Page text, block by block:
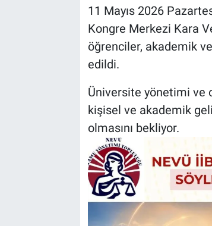
11 Mayıs 2026
Kongre Merkezi Kara
öğrenciler, akademik
edildi.
Üniversite yönetimi ve
kişisel ve akademik
olmasını bekliyor.